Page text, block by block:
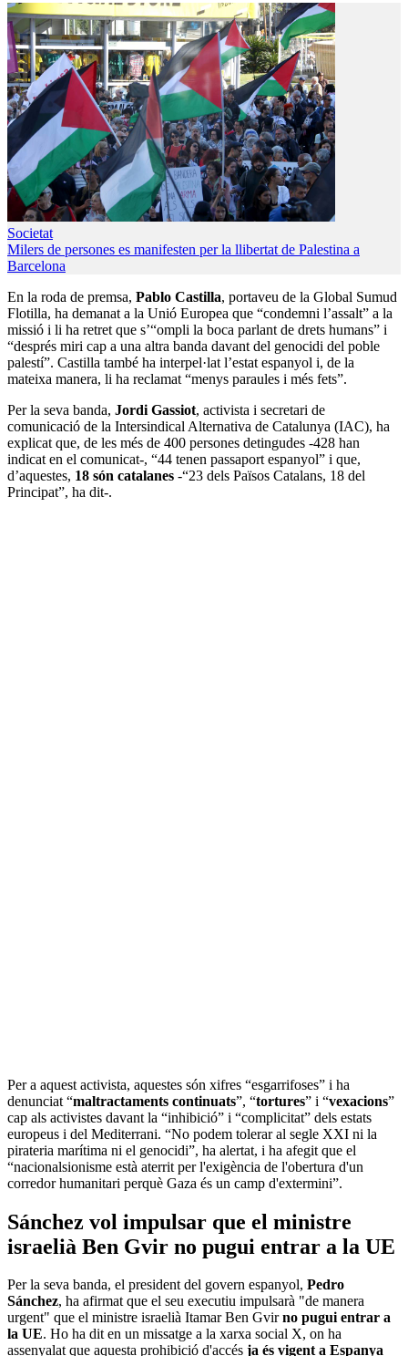
Societat
Milers de persones es manifesten per la llibertat de Palestina a
Barcelona
En la roda de premsa, Pablo Castilla, portaveu de la Global Sumud
Flotilla, ha demanat a la Unió Europea que “condemni l’assalt” a la
missió i li ha retret que s’“ompli la boca parlant de drets humans” i
“després miri cap a una altra banda davant del genocidi del poble
palestí”. Castilla també ha interpel·lat l’estat espanyol i, de la
mateixa manera, li ha reclamat “menys paraules i més fets”.
Per la seva banda, Jordi Gassiot, activista i secretari de
comunicació de la Intersindical Alternativa de Catalunya (IAC), ha
explicat que, de les més de 400 persones detingudes -428 han
indicat en el comunicat-, “44 tenen passaport espanyol” i que,
d’aquestes, 18 són catalanes -“23 dels Països Catalans, 18 del
Principat”, ha dit-.
Per a aquest activista, aquestes són xifres “esgarrifoses” i ha
denunciat “maltractaments continuats”, “tortures” i “vexacions”
cap als activistes davant la “inhibició” i “complicitat” dels estats
europeus i del Mediterrani. “No podem tolerar al segle XXI ni la
pirateria marítima ni el genocidi”, ha alertat, i ha afegit que el
“nacionalsionisme està aterrit per l'exigència de l'obertura d'un
corredor humanitari perquè Gaza és un camp d'extermini”.
Sánchez vol impulsar que el ministre
israelià Ben Gvir no pugui entrar a la UE
Per la seva banda, el president del govern espanyol, Pedro
Sánchez, ha afirmat que el seu executiu impulsarà "de manera
urgent" que el ministre israelià Itamar Ben Gvirno pugui entrar a
la UE. Ho ha dit en un missatge a la xarxa social X, on ha
assenyalat que aquesta prohibició d'accés ja és vigent a Espanya